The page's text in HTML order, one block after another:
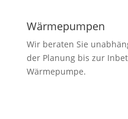
Wärmepumpen
Wir beraten Sie
der Planung bis zur
Wärmepumpe.